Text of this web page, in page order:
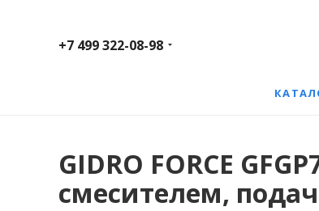
+7 499 322-08-98
GIDRO FORCE
смесителем,